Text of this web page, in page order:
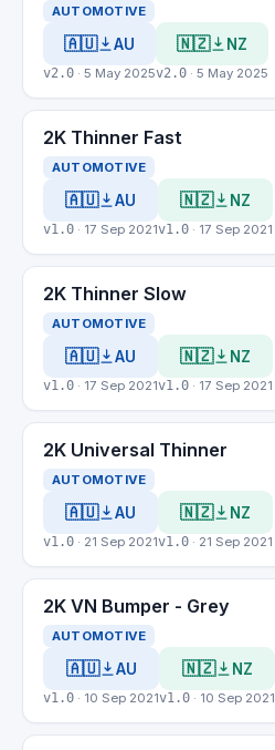
AUTOMOTIVE
🇦🇺 AU
v2.0 · 5 May 2025
🇳🇿 NZ
v2.0 · 5 May 2025
2K Thinner Fast
AUTOMOTIVE
🇦🇺 AU
v1.0 · 17 Sep 2021
🇳🇿 NZ
v1.0 · 17 Sep 2021
2K Thinner Slow
AUTOMOTIVE
🇦🇺 AU
v1.0 · 17 Sep 2021
🇳🇿 NZ
v1.0 · 17 Sep 2021
2K Universal Thinner
AUTOMOTIVE
🇦🇺 AU
v1.0 · 21 Sep 2021
🇳🇿 NZ
v1.0 · 21 Sep 2021
2K VN Bumper - Grey
AUTOMOTIVE
🇦🇺 AU
v1.0 · 10 Sep 2021
🇳🇿 NZ
v1.0 · 10 Sep 2021